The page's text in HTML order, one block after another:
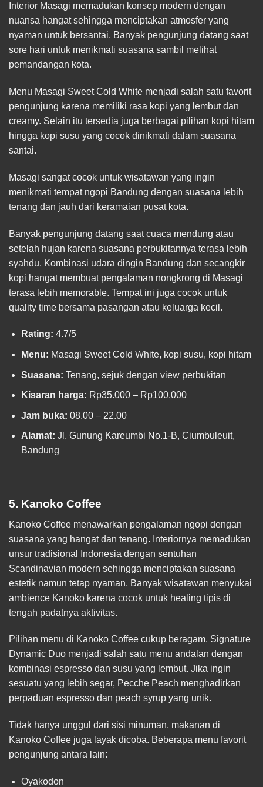
Interior Masagi memadukan konsep modern dengan
nuansa hangat sehingga menciptakan atmosfer yang
nyaman untuk bersantai. Banyak pengunjung datang saat
sore hari untuk menikmati suasana sambil melihat
pemandangan kota.
Menu Masagi Sweet Cold White menjadi salah satu favorit
pengunjung karena memiliki rasa kopi yang lembut dan
creamy. Selain itu tersedia juga berbagai pilihan kopi hitam
hingga kopi susu yang cocok dinikmati dalam suasana
santai.
Masagi sangat cocok untuk wisatawan yang ingin
menikmati tempat ngopi Bandung dengan suasana lebih
tenang dan jauh dari keramaian pusat kota.
Banyak pengunjung datang saat cuaca mendung atau
setelah hujan karena suasana perbukitannya terasa lebih
syahdu. Kombinasi udara dingin Bandung dan secangkir
kopi hangat membuat pengalaman nongkrong di Masagi
terasa lebih memorable. Tempat ini juga cocok untuk
quality time bersama pasangan atau keluarga kecil.
Rating: 4.7/5
Menu: Masagi Sweet Cold White, kopi susu, kopi hitam
Suasana: Tenang, sejuk dengan view perbukitan
Kisaran harga: Rp35.000 – Rp100.000
Jam buka: 08.00 – 22.00
Alamat: Jl. Gunung Kareumbi No.1-B, Ciumbuleuit,
Bandung
5. Kanoko Coffee
Kanoko Coffee menawarkan pengalaman ngopi dengan
suasana yang hangat dan tenang. Interiornya memadukan
unsur tradisional Indonesia dengan sentuhan
Scandinavian modern sehingga menciptakan suasana
estetik namun tetap nyaman. Banyak wisatawan menyukai
ambience Kanoko karena cocok untuk healing tipis di
tengah padatnya aktivitas.
Pilihan menu di Kanoko Coffee cukup beragam. Signature
Dynamic Duo menjadi salah satu menu andalan dengan
kombinasi espresso dan susu yang lembut. Jika ingin
sesuatu yang lebih segar, Pecche Peach menghadirkan
perpaduan espresso dan peach syrup yang unik.
Tidak hanya unggul dari sisi minuman, makanan di
Kanoko Coffee juga layak dicoba. Beberapa menu favorit
pengunjung antara lain:
Oyakodon